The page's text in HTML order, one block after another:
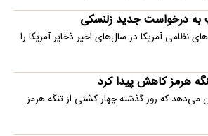
به درخواست جدید زلنسکی
نظامی آمریکا در سال‌های اخیر ذخایر آمریکا را
هرمز کاهش پیدا کرد
می‌دهد که روز گذشته چهار کشتی از تنگه هرمز